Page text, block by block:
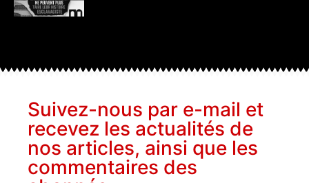
Suivez-nous par e-mail et
recevez les actualités de
nos articles, ainsi que les
commentaires des